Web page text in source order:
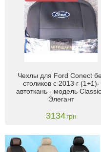
Чехлы для Ford Conect
столиков c 2013 г (1+1)-
автоткань - модель
Элегант
3134 грн